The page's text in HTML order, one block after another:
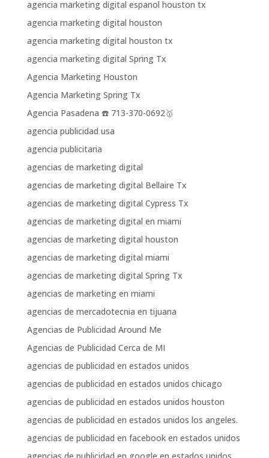
agencia marketing digital espanol houston tx
agencia marketing digital houston
agencia marketing digital houston tx
agencia marketing digital Spring Tx
Agencia Marketing Houston
Agencia Marketing Spring Tx
Agencia Pasadena ☎️ 713-370-0692🥇
agencia publicidad usa
agencia publicitaria
agencias de marketing digital
agencias de marketing digital Bellaire Tx
agencias de marketing digital Cypress Tx
agencias de marketing digital en miami
agencias de marketing digital houston
agencias de marketing digital miami
agencias de marketing digital Spring Tx
agencias de marketing en miami
agencias de mercadotecnia en tijuana
Agencias de Publicidad Around Me
Agencias de Publicidad Cerca de MI
agencias de publicidad en estados unidos
agencias de publicidad en estados unidos chicago
agencias de publicidad en estados unidos houston
agencias de publicidad en estados unidos los angeles.
agencias de publicidad en facebook en estados unidos
agencias de publicidad en google en estados unidos